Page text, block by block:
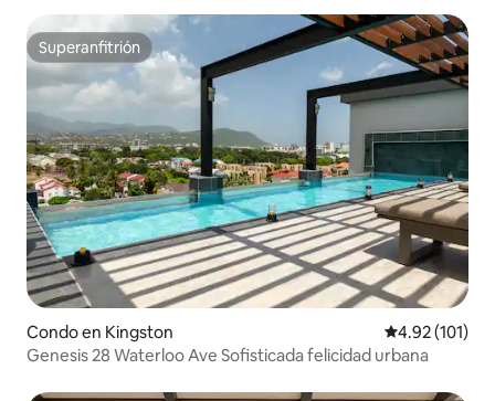
Superanfitrión
Superanfitrión
Condo en Kingston Calificación
4.92 (101)
Genesis 28 Waterloo Ave Sofisticada felicidad urbana